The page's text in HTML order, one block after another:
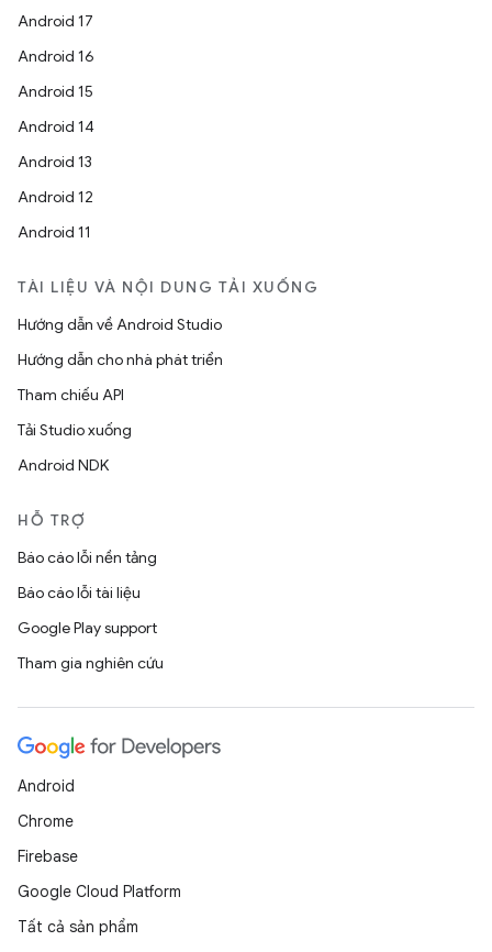
Android 17
Android 16
Android 15
Android 14
Android 13
Android 12
Android 11
TÀI LIỆU VÀ NỘI DUNG TẢI XUỐNG
Hướng dẫn về Android Studio
Hướng dẫn cho nhà phát triển
Tham chiếu API
Tải Studio xuống
Android NDK
HỖ TRỢ
Báo cáo lỗi nền tảng
Báo cáo lỗi tài liệu
Google Play support
Tham gia nghiên cứu
Android
Chrome
Firebase
Google Cloud Platform
Tất cả sản phẩm